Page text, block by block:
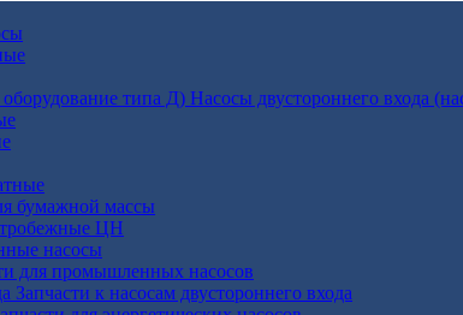
Насосы двустороннего входа
бумажной массы
ЦН
насосы
для промышленных насосов
Запчасти к насосам двустороннего входа